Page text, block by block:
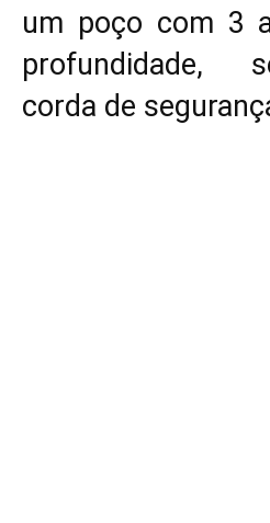
um poço com 3
profundidade,
corda de